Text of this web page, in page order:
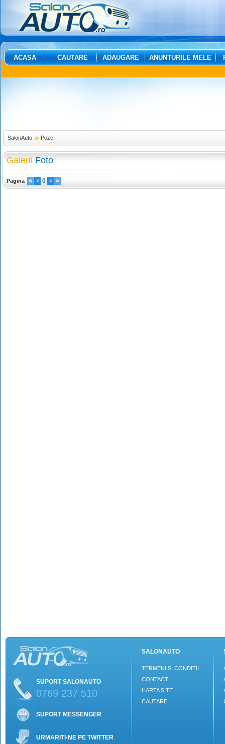
ACASA CAUTARE ADAUGARE ANUNTURILE MELE
SalonAuto Poze
Galerii Foto
Pagina 0
SUPORT SALONAUTO
0769 237 510
SUPORT MESSENGER
URMARITI-NE PE TWITTER
SALONAUTO
TERMENI SI CONDITII
CONTACT
HARTA SITE
CAUTARE